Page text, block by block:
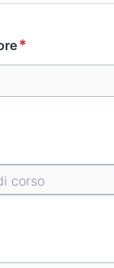
*